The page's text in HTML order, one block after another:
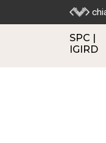
SPC |
IGIRD
SPC |
IGIRD